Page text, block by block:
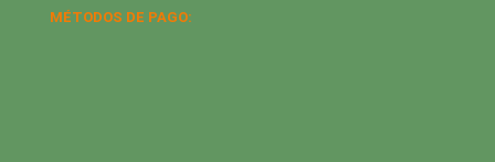
MÉTODOS DE PAGO: